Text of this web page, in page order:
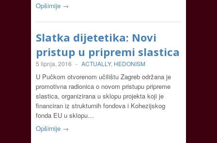
Opširnije →
Slatka dijetetika: Novi
pristup u pripremi slastica
5 lipnja, 2016 - ACTUALLY, HEDONISM
U Pučkom otvorenom učilištu Zagreb održana je
promotivna radionica o novom pristupu pripreme
slastica, organizirana u sklopu projekta koji je
financiran iz strukturnih fondova i Kohezijskog
fonda EU u sklopu…
Opširnije →